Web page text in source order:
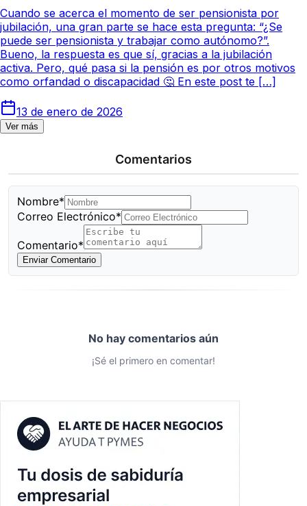
Cuando se acerca el momento de ser pensionista por
jubilación, una gran parte se hace esta pregunta: “¿Se
puede ser pensionista y trabajar como autónomo?”.
Bueno, la respuesta es que sí, gracias a la jubilación
activa. Pero, qué pasa si la pensión es por otros motivos
como orfandad o discapacidad 🤔 En este post te […]
13 de enero de 2026
Ver más
Comentarios
Nombre*
Correo Electrónico*
Comentario*
Enviar Comentario
No hay comentarios aún
¡Sé el primero en comentar!